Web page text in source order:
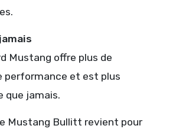
Mustang offre plus de
performance et est plus
que jamais.
Mustang Bullitt revient pour